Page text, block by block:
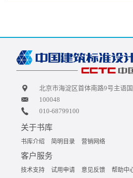
北京市海淀区首体南路9号主语
100048
010-68799100
关于书库
书库介绍 简明目录 营销网络
客户服务
技术支持 试用申请 意见反馈 帮助中